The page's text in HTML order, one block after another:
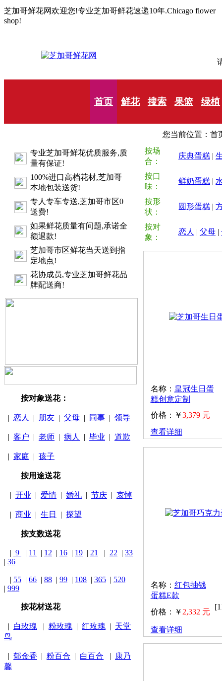
芝加哥鲜花网欢迎您!专业芝加哥鲜花速递10年.Chicago flower
shop!
首页 鲜花 搜索 果篮 绿植
专业芝加哥鲜花优质服务,质
量有保证!
100%进口高档花材,芝加哥
本地包装送货!
专人专车专送,芝加哥市区0
送费!
如果鲜花质量有问题,承诺全
额退款!
芝加哥市区鲜花当天送到指
定地点!
花协成员,专业芝加哥鲜花品
牌配送商!
按对象送花：
| 恋人 | 朋友 | 父母 | 同事 | 领导
| 客户 | 老师 | 病人 | 毕业 | 道歉
| 家庭 | 孩子
按用途送花
| 开业 | 爱情 | 婚礼 | 节庆 | 哀悼
| 商业 | 生日 | 探望
按支数送花
| 9 | 11 | 12 | 16 | 19 | 21 | 22 | 33
| 36
| 55 | 66 | 88 | 99 | 108 | 365 | 520
| 999
按花材送花
| 白玫瑰 | 粉玫瑰 | 红玫瑰 | 天堂
鸟
| 郁金香 | 粉百合 | 白百合 |
康乃
馨
您当前位置：首
按场
合：
庆典蛋糕 |
按口
味：
鲜奶蛋糕 |
按形
状：
圆形蛋糕 |
按对
象：
恋人 | 父母 |
名称： 皇冠生日蛋
糕创意定制
价格：￥3,379 元
查看详细
名称： 红包抽钱
蛋糕E款
价格：￥ 2,332 元
查看详细